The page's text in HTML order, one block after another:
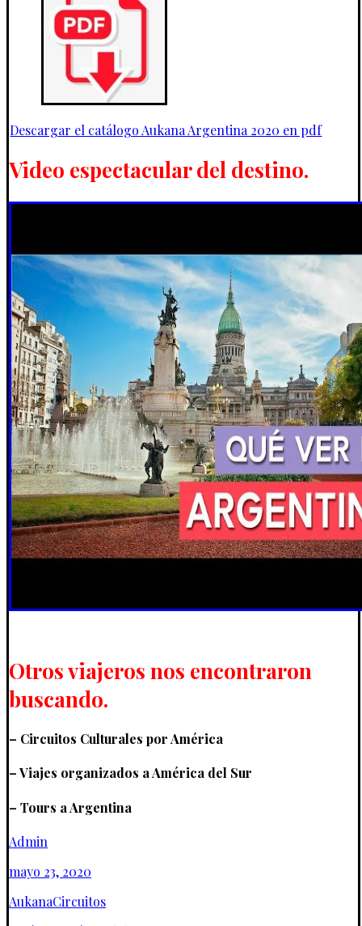
Descargar el catálogo Aukana Argentina 2020 en pdf
Video espectacular del destino.
Otros viajeros nos encontraron
buscando.
– Circuitos Culturales por América
– Viajes organizados a América del Sur
– Tours a Argentina
Admin
mayo 23, 2020
AukanaCircuitos